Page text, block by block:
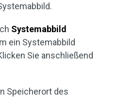
Systemabbild
ein Systemabbild
Sie anschließend
Speicherort des